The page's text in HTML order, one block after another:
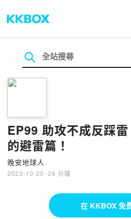
EP99 助攻不成反踩
的避雷篇！
晚安地球人
2023-10-20 · 26 分鐘
在 KKBOX 免